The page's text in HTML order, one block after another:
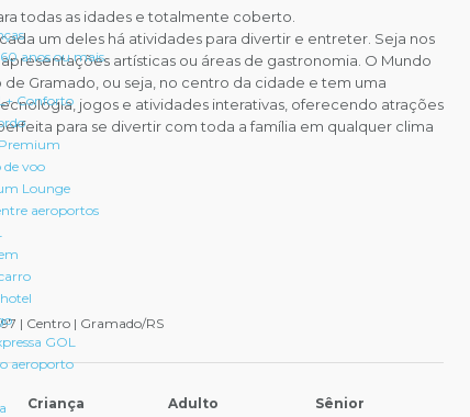
anos ou mais
Conforto
voo
Lounge
aeroportos
GOL
aeroporto
todas as idades e totalmente coberto.
um deles há atividades para divertir e entreter. Seja nos
artísticas ou áreas de gastronomia. O Mundo
Gramado, ou seja, no centro da cidade e tem uma
jogos e atividades interativas, oferecendo atrações
para se divertir com toda a família em qualquer clima
| Centro | Gramado/RS
Criança Adulto Sênior